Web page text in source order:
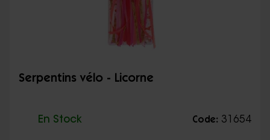
Serpentins vélo - Licorne
En Stock Code: 31654